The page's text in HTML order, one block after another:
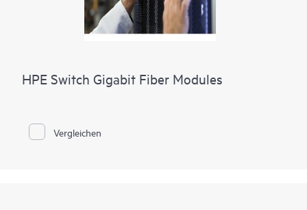
HPE Switch Gigabit Fiber Modules
Vergleichen